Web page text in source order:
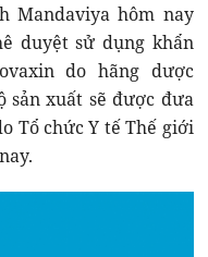
Mandaviya hôm nay
duyệt sử dụng khẩn
do hãng dược
sản xuất sẽ được đưa
Tổ chức Y tế Thế giới